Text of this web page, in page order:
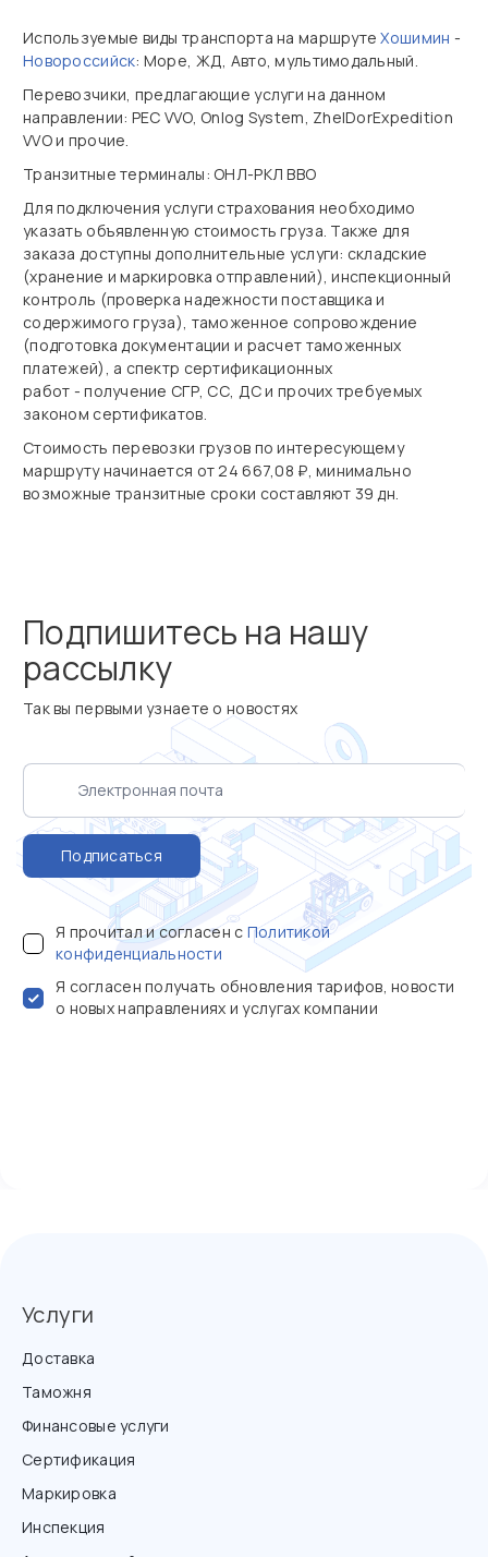
Используемые виды транспорта на маршрутеХошимин -
Новороссийск: Море, ЖД, Авто, мультимодальный.
Перевозчики, предлагающие услуги на данном
направлении: PEC VVO, Onlog System, ZhelDorExpedition
VVO и прочие.
Транзитные терминалы: ОНЛ-РКЛ ВВО
Для подключения услуги страхования необходимо
указать объявленную стоимость груза. Также для
заказа доступны дополнительные услуги: складские
(хранение и маркировка отправлений), инспекционный
контроль (проверка надежности поставщика и
содержимого груза), таможенное сопровождение
(подготовка документации и расчет таможенных
платежей), а спектр сертификационных
работ - получение СГР, СС, ДС и прочих требуемых
законом сертификатов.
Стоимость перевозки грузов по интересующему
маршруту начинается от 24 667,08 ₽, минимально
возможные транзитные сроки составляют 39 дн.
Подпишитесь на нашу
рассылку
Так вы первыми узнаете о новостях
Подписаться
Я прочитал и согласен с Политикой
конфиденциальности
Я согласен получать обновления тарифов, новости
о новых направлениях и услугах компании
Услуги
Доставка
Таможня
Финансовые услуги
Сертификация
Маркировка
Инспекция